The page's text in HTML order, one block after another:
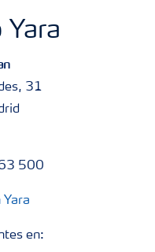
Yara
31
500
Yara
en: